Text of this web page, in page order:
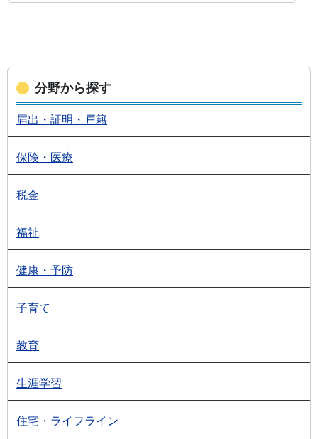
分野から探す
届出・証明・戸籍
保険・医療
税金
福祉
健康・予防
子育て
教育
生涯学習
住宅・ライフライン